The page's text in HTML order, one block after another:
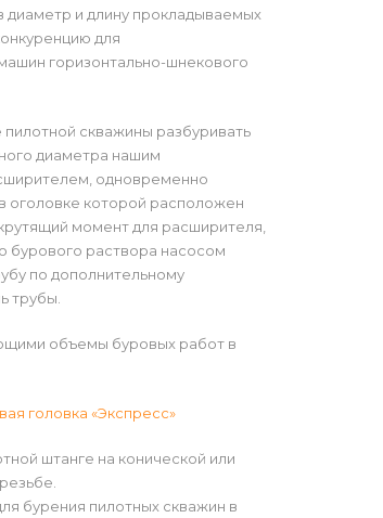
диаметр и длину прокладываемых
для
горизонтально-шнекового
пилотной скважины разбуривать
диаметра нашим
одновременно
оголовке которой расположен
момент для расширителя,
бурового раствора насосом
по дополнительному
трубы.
объемы буровых работ в
головка «Экспресс»
штанге на конической или
бурения пилотных скважин в